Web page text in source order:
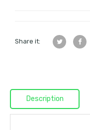
Share it:
Description